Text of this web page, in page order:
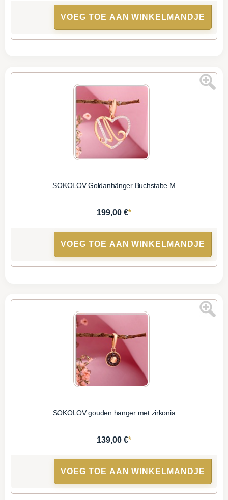
VOEG TOE AAN WINKELMANDJE
SOKOLOV Goldanhänger Buchstabe M
199,00 €*
VOEG TOE AAN WINKELMANDJE
SOKOLOV gouden hanger met zirkonia
139,00 €*
VOEG TOE AAN WINKELMANDJE